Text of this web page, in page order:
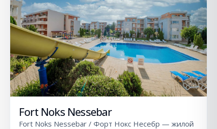
Fort Noks Nessebar
Fort Noks Nessebar / Форт Нокс Несебр — жилой